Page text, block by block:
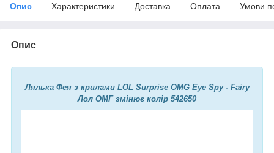
Опис Характеристики Доставка Оплата Умови
Опис
Лялька Фея з крилами LOL Surprise OMG Eye Spy - Fairy
Лол ОМГ змінює колір 542650